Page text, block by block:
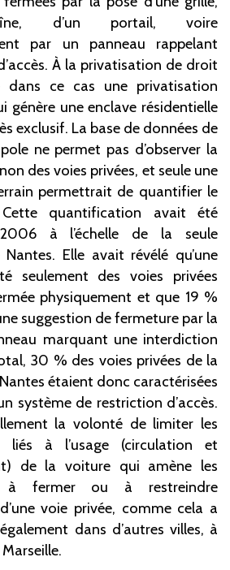
d’un portail, voire
par un panneau rappelant
À la privatisation de droit
dans ce cas une privatisation
génère une enclave résidentielle
exclusif. La base de données de
ne permet pas d’observer la
des voies privées, et seule une
permettrait de quantifier le
Cette quantification avait été
à l’échelle de la seule
Elle avait révélé qu’une
seulement des voies privées
physiquement et que 19 %
suggestion de fermeture par la
marquant une interdiction
30 % des voies privées de la
étaient donc caractérisées
système de restriction d’accès.
la volonté de limiter les
liés à l’usage (circulation et
de la voiture qui amène les
à fermer ou à restreindre
voie privée, comme cela a
dans d’autres villes, à